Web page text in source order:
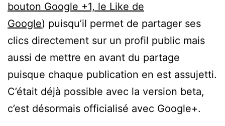
bouton Google +1, le Like de
Google) puisqu’il permet de partager ses
clics directement sur un profil public mais
aussi de mettre en avant du partage
puisque chaque publication en est assujetti.
C’était déjà possible avec la version beta,
c’est désormais officialisé avec Google+.